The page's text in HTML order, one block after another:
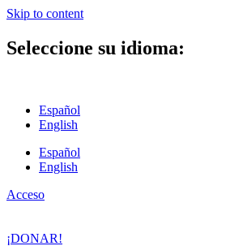
Skip to content
Seleccione su idioma:
Español
English
Español
English
Acceso
¡DONAR!